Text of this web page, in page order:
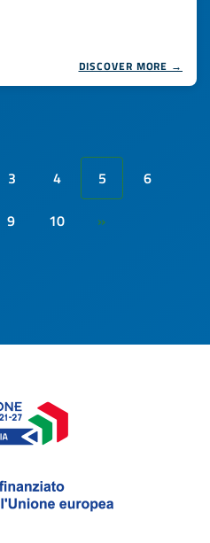
DISCOVER MORE →
3 4 5
6
9 10 »